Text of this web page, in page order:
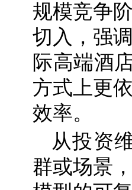
规模竞争
切入，强
际高端酒
方式上更
效率。
从投资
群或场景